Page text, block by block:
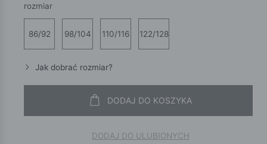
rozmiar
86/92 98/104 110/116 122/128
Jak dobrać rozmiar?
DODAJ DO KOSZYKA
DODAJ DO ULUBIONYCH